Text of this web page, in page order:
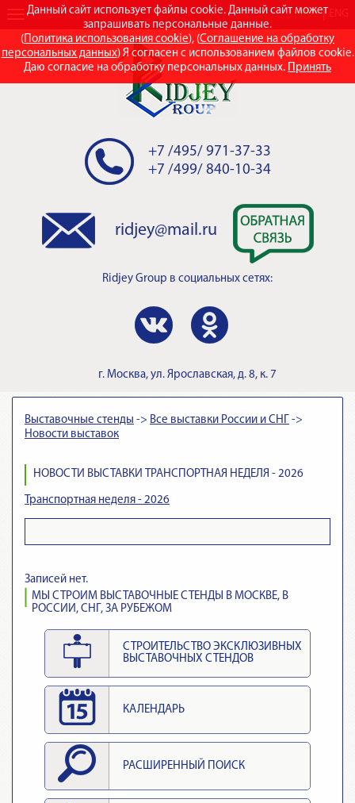
Данный сайт использует файлы cookie. Данный сайт может
запрашивать персональные данные.
(Политика использования cookie), (Соглашение на обработку
персональных данных) Я согласен с использованием файлов cookie.
Даю согласие на обработку персональных данных. Принять
RUS
+7 /495/ 971-37-33
+7 /499/ 840-10-34
ridjey@mail.ru
Ridjey Group в социальных сетях:
г. Москва, ул. Ярославская, д. 8, к. 7
Выставочные стенды -> Все выставки России и СНГ ->
Новости выставок
НОВОСТИ ВЫСТАВКИ ТРАНСПОРТНАЯ НЕДЕЛЯ - 2026
Транспортная неделя - 2026
Записей нет.
МЫ СТРОИМ ВЫСТАВОЧНЫЕ СТЕНДЫ В МОСКВЕ, В
РОССИИ, СНГ, ЗА РУБЕЖОМ
СТРОИТЕЛЬСТВО ЭКСКЛЮЗИВНЫХ
ВЫСТАВОЧНЫХ СТЕНДОВ
КАЛЕНДАРЬ
РАСШИРЕННЫЙ ПОИСК